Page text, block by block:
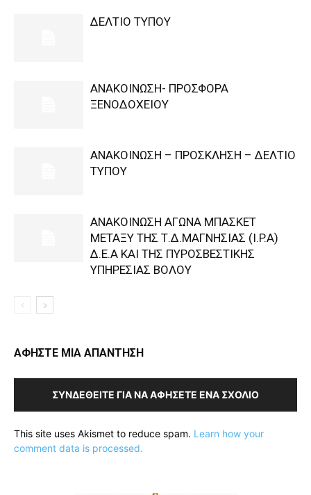
ΔΕΛΤΙΟ ΤΥΠΟΥ
ΑΝΑΚΟΙΝΩΣΗ- ΠΡΟΣΦΟΡΑ
ΞΕΝΟΔΟΧΕΙΟΥ
ΑΝΑΚΟΙΝΩΣΗ – ΠΡΟΣΚΛΗΣΗ – ΔΕΛΤΙΟ
ΤΥΠΟΥ
ΑΝΑΚΟΙΝΩΣΗ ΑΓΩΝΑ ΜΠΑΣΚΕΤ
ΜΕΤΑΞΥ ΤΗΣ Τ.Δ.ΜΑΓΝΗΣΙΑΣ (I.P.A)
Δ.Ε.Α KAI ΤΗΣ ΠΥΡΟΣΒΕΣΤΙΚΗΣ
ΥΠΗΡΕΣΙΑΣ ΒΟΛΟΥ
ΑΦΗΣΤΕ ΜΙΑ ΑΠΑΝΤΗΣΗ
ΣΥΝΔΕΘΕΊΤΕ ΓΙΑ ΝΑ ΑΦΉΣΕΤΕ ΈΝΑ ΣΧΌΛΙΟ
This site uses Akismet to reduce spam. Learn how your
comment data is processed.